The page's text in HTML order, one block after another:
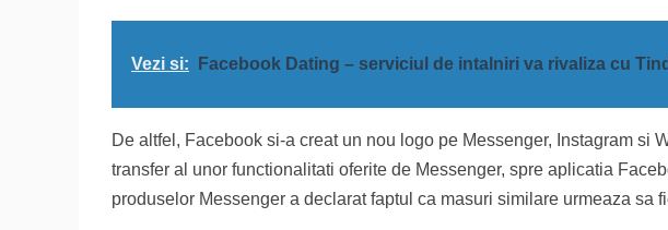
Vezi si: Facebook Dating – serviciul de intalniri va rivaliza cu
De altfel, Facebook si-a creat un nou logo pe Messenger, Instagram si
transfer al unor functionalitati oferite de Messenger, spre aplicatia
produselor Messenger a declarat faptul ca masuri similare urmeaza sa